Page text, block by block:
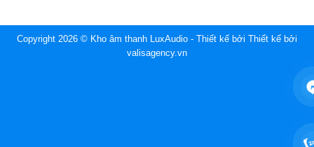
Copyright 2026 © Kho âm thanh LuxAudio - Thiết kế bởi Thiết kế bởi
valisagency.vn